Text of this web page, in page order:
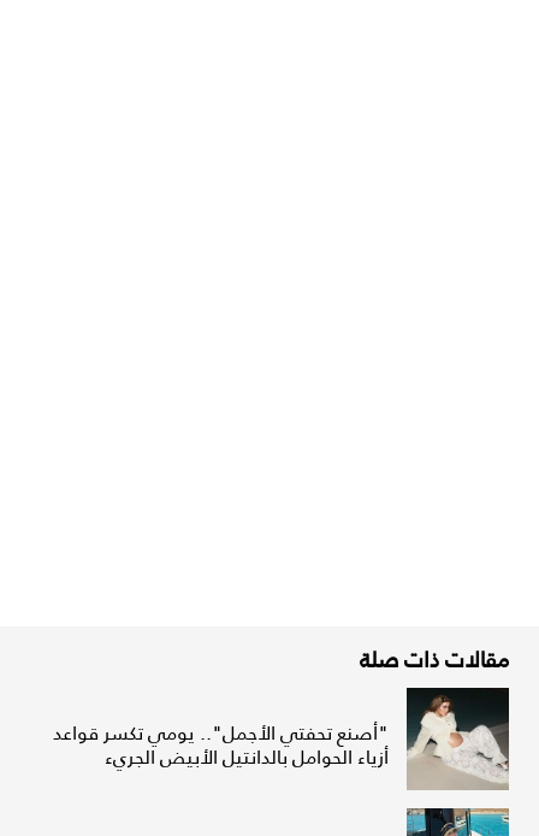
مقالات ذات صلة
"أصنع تحفتي الأجمل".. يومي تكسر قواعد
أزياء الحوامل بالدانتيل الأبيض الجريء